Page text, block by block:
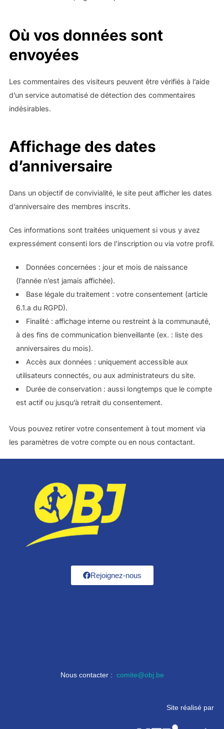
Où vos données sont
envoyées
Les commentaires des visiteurs peuvent être vérifiés à l’aide
d’un service automatisé de détection des commentaires
indésirables.
Affichage des dates
d’anniversaire
Dans un objectif de convivialité, le site peut afficher les dates
d’anniversaire des membres inscrits.
Ces informations sont traitées uniquement si vous y avez
expressément consenti lors de l’inscription ou via votre profil.
Données concernées : jour et mois de naissance
(l’année n’est jamais affichée).
Base légale du traitement : votre consentement (article
6.1.a du RGPD).
Finalité : affichage interne ou restreint à la communauté,
à des fins de communication bienveillante (ex. : liste des
anniversaires du mois).
Accès aux données : uniquement accessible aux
utilisateurs connectés, ou aux administrateurs du site.
Durée de conservation : aussi longtemps que le compte
est actif ou jusqu’à retrait du consentement.
Vous pouvez retirer votre consentement à tout moment via
les paramètres de votre compte ou en nous contactant.
Rejoignez-nous
Nous contacter : comite@obj.be
Site réalisé par